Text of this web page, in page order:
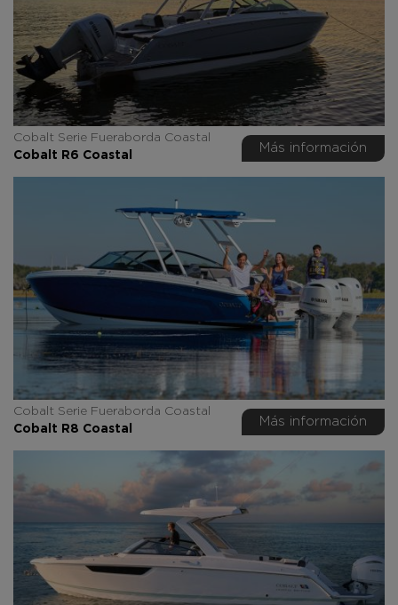
Cobalt Serie Fueraborda Coastal
Cobalt R6 Coastal
Más información
Cobalt Serie Fueraborda Coastal
Cobalt R8 Coastal
Más información